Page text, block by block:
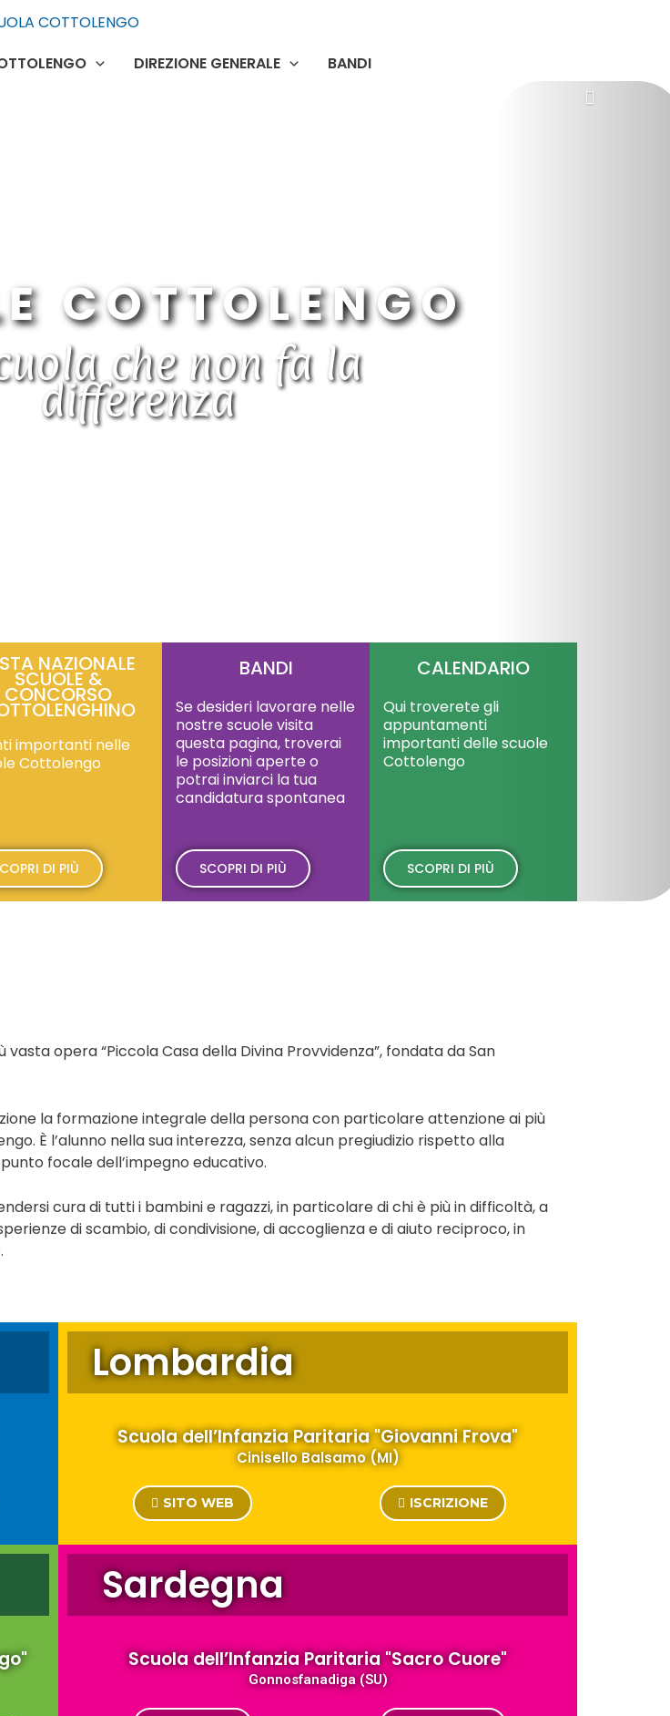
DIREZIONE GENERALE BANDI
COTTOLENGO
che non fa la
differenza
NAZIONALE
SCUOLE &
CONCORSO
importanti nelle
Cottolengo
DI PIÙ
BANDI
Se desideri lavorare nelle
nostre scuole visita
questa pagina, troverai
le posizioni aperte o
potrai inviarci la tua
candidatura spontanea
SCOPRI DI PIÙ
CALENDARIO
Qui troverete gli
appuntamenti
importanti delle scuole
Cottolengo
SCOPRI DI PIÙ
opera “Piccola Casa della Divina Provvidenza”, fondata da San
la formazione integrale della persona con particolare attenzione ai più
È l’alunno nella sua interezza, senza alcun pregiudizio rispetto alla
focale dell’impegno educativo.
cura di tutti i bambini e ragazzi, in particolare di chi è più in difficoltà, a
di scambio, di condivisione, di accoglienza e di aiuto reciproco, in
Lombardia
Scuola dell’Infanzia Paritaria "Giovanni Frova"
Cinisello Balsamo (MI)
SITO WEB ISCRIZIONE
Sardegna
Scuola dell’Infanzia Paritaria "Sacro Cuore"
Gonnosfanadiga (SU)